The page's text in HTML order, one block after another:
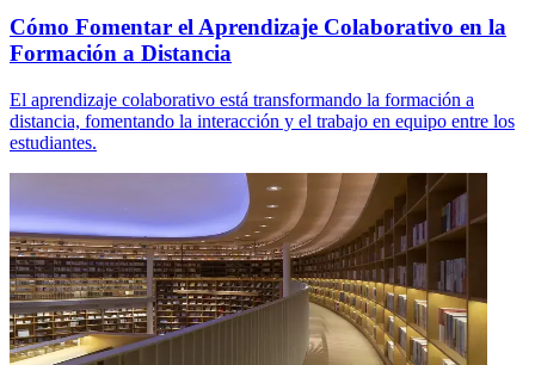
Cómo Fomentar el Aprendizaje Colaborativo en la
Formación a Distancia
El aprendizaje colaborativo está transformando la formación a
distancia, fomentando la interacción y el trabajo en equipo entre los
estudiantes.